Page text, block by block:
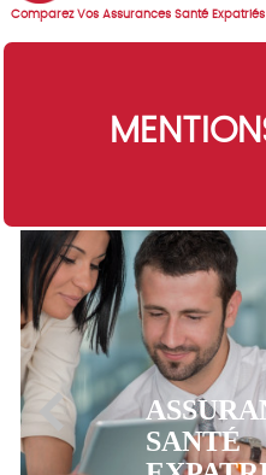
Comparez Vos Assurances Santé Expatriés